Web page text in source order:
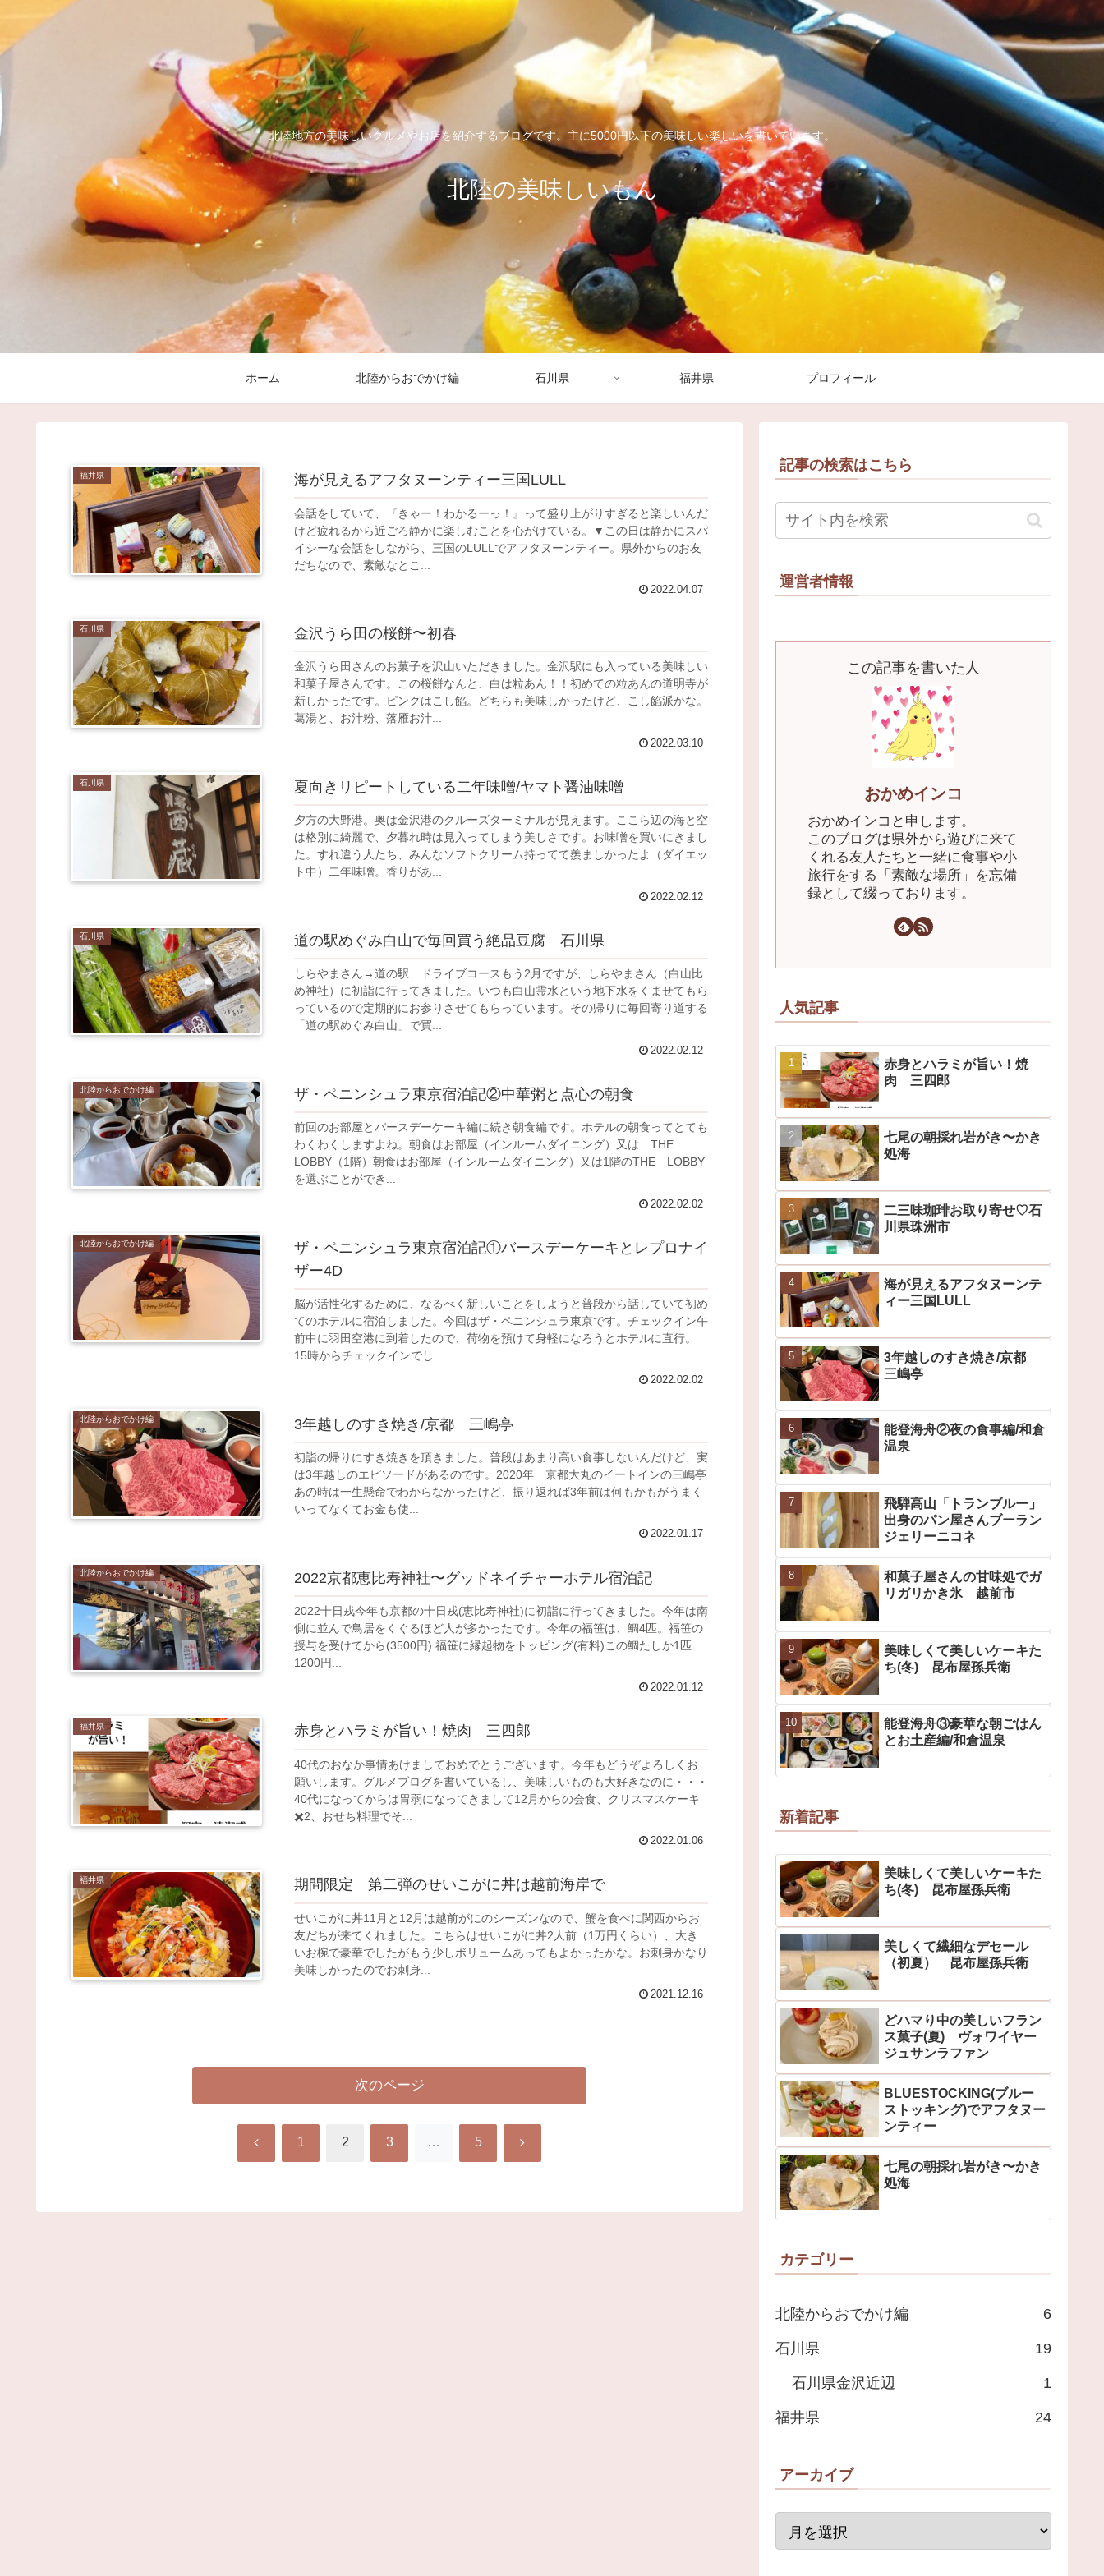
北陸地方の美味しいグルメやお店を紹介するブログです。主に5000円以下の美味しい楽しいを書いています。
北陸の美味しいもん
ホーム 北陸からおでかけ編 石川県 福井県 プロフィール
福井県 海が見えるアフタヌーンティー三国LULL
会話をしていて、『きゃー！わかるーっ！』って盛り上がりすぎると楽しいんだ
けど疲れるから近ごろ静かに楽しむことを心がけている。▼この日は静かにスパ
イシーな会話をしながら、三国のLULLでアフタヌーンティー。県外からのお友
だちなので、素敵なとこ...
2022.04.07
石川県 金沢うら田の桜餅〜初春
金沢うら田さんのお菓子を沢山いただきました。金沢駅にも入っている美味しい
和菓子屋さんです。この桜餅なんと、白は粒あん！！初めての粒あんの道明寺が
新しかったです。ピンクはこし餡。どちらも美味しかったけど、こし餡派かな。
葛湯と、お汁粉、落雁お汁...
2022.03.10
石川県 夏向きリピートしている二年味噌/ヤマト醤油味噌
夕方の大野港。奥は金沢港のクルーズターミナルが見えます。ここら辺の海と空
は格別に綺麗で、夕暮れ時は見入ってしまう美しさです。お味噌を買いにきまし
た。すれ違う人たち、みんなソフトクリーム持ってて羨ましかったよ（ダイエッ
ト中）二年味噌。香りがあ...
2022.02.12
石川県 道の駅めぐみ白山で毎回買う絶品豆腐 石川県
しらやまさん→道の駅 ドライブコースもう2月ですが、しらやまさん（白山比
め神社）に初詣に行ってきました。いつも白山霊水という地下水をくませてもら
っているので定期的にお参りさせてもらっています。その帰りに毎回寄り道する
「道の駅めぐみ白山」で買...
2022.02.12
北陸からおでかけ編 ザ・ペニンシュラ東京宿泊記②中華粥と点心の朝食
前回のお部屋とバースデーケーキ編に続き朝食編です。ホテルの朝食ってとても
わくわくしますよね。朝食はお部屋（インルームダイニング）又は THE
LOBBY（1階）朝食はお部屋（インルームダイニング）又は1階のTHE LOBBY
を選ぶことができ...
2022.02.02
北陸からおでかけ編
ザ・ペニンシュラ東京宿泊記①バースデーケーキとレプロナイ
ザー4D
脳が活性化するために、なるべく新しいことをしようと普段から話していて初め
てのホテルに宿泊しました。今回はザ・ペニンシュラ東京です。チェックイン午
前中に羽田空港に到着したので、荷物を預けて身軽になろうとホテルに直行。
15時からチェックインでし...
2022.02.02
北陸からおでかけ編 3年越しのすき焼き/京都 三嶋亭
初詣の帰りにすき焼きを頂きました。普段はあまり高い食事しないんだけど、実
は3年越しのエピソードがあるのです。2020年 京都大丸のイートインの三嶋亭
あの時は一生懸命でわからなかったけど、振り返れば3年前は何もかもがうまく
いってなくてお金も使...
2022.01.17
北陸からおでかけ編 2022京都恵比寿神社〜グッドネイチャーホテル宿泊記
2022十日戎今年も京都の十日戎(恵比寿神社)に初詣に行ってきました。今年は南
側に並んで鳥居をくぐるほど人が多かったです。今年の福笹は、鯛4匹。福笹の
授与を受けてから(3500円) 福笹に縁起物をトッピング(有料)この鯛たしか1匹
1200円...
2022.01.12
福井県 赤身とハラミが旨い！焼肉 三四郎
40代のおなか事情あけましておめでとうございます。今年もどうぞよろしくお
願いします。グルメブログを書いているし、美味しいものも大好きなのに・・・
40代になってからは胃弱になってきまして12月からの会食、クリスマスケーキ
✖️2、おせち料理でそ...
2022.01.06
福井県 期間限定 第二弾のせいこがに丼は越前海岸で
せいこがに丼11月と12月は越前がにのシーズンなので、蟹を食べに関西からお
友だちが来てくれました。こちらはせいこがに丼2人前（1万円くらい）、大き
いお椀で豪華でしたがもう少しボリュームあってもよかったかな。お刺身かなり
美味しかったのでお刺身...
2021.12.16
次のページ
前 1 2 3 … 5 次
記事の検索はこちら
運営者情報
この記事を書いた人
おかめインコ
おかめインコと申します。
このブログは県外から遊びに来て
くれる友人たちと一緒に食事や小
旅行をする「素敵な場所」を忘備
録として綴っております。
人気記事
赤身とハラミが旨い！焼
肉 三四郎
七尾の朝採れ岩がき〜かき
処海
二三味珈琲お取り寄せ♡石
川県珠洲市
海が見えるアフタヌーンテ
ィー三国LULL
3年越しのすき焼き/京都
三嶋亭
能登海舟②夜の食事編/和倉
温泉
飛騨高山「トランブルー」
出身のパン屋さんブーラン
ジェリーニコネ
和菓子屋さんの甘味処でガ
リガリかき氷 越前市
美味しくて美しいケーキた
ち(冬) 昆布屋孫兵衛
能登海舟③豪華な朝ごはん
とお土産編/和倉温泉
新着記事
美味しくて美しいケーキた
ち(冬) 昆布屋孫兵衛
美しくて繊細なデセール
（初夏） 昆布屋孫兵衛
どハマり中の美しいフラン
ス菓子(夏) ヴォワイヤー
ジュサンラファン
BLUESTOCKING(ブルー
ストッキング)でアフタヌー
ンティー
七尾の朝採れ岩がき〜かき
処海
カテゴリー
北陸からおでかけ編 6
石川県 19
石川県金沢近辺 1
福井県 24
アーカイブ